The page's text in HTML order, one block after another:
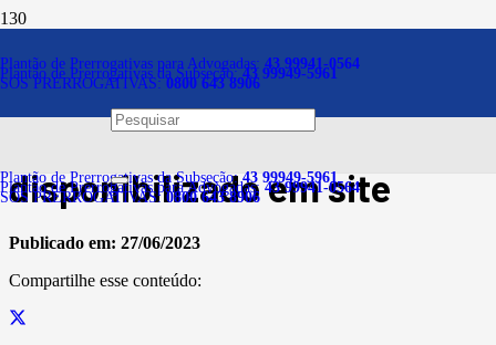
Plantão de Prerrogativas para Advogadas: 43 99941-0564
Plantão de Prerrogativas da Subseção:43 99949-5961
SOS PRERROGATIVAS:0800 643 8906
Plantão de Prerrogativas da Subseção:43 99949-5961
Plantão de Prerrogativas para Advogadas:43 99941-0564
SOS PRERROGATIVAS:0800 643 8906
TJ-DFT condena empresas a
cumprirem anúncio
disponibilizado em site
Publicado em: 27/06/2023
Compartilhe esse conteúdo: